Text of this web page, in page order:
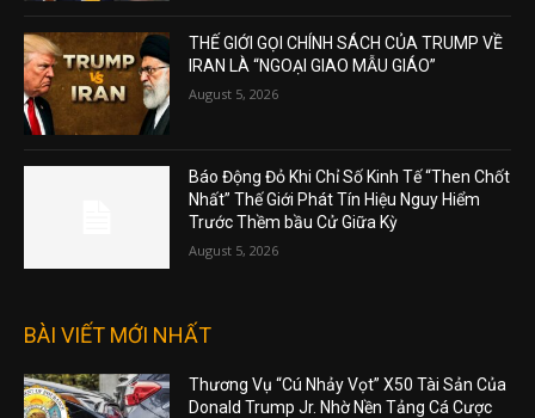
THẾ GIỚI GỌI CHÍNH SÁCH CỦA TRUMP VỀ
IRAN LÀ “NGOẠI GIAO MẪU GIÁO”
August 5, 2026
Báo Động Đỏ Khi Chỉ Số Kinh Tế “Then Chốt
Nhất” Thế Giới Phát Tín Hiệu Nguy Hiểm
Trước Thềm bầu Cử Giữa Kỳ
August 5, 2026
BÀI VIẾT MỚI NHẤT
Thương Vụ “Cú Nhảy Vọt” X50 Tài Sản Của
Donald Trump Jr. Nhờ Nền Tảng Cá Cược